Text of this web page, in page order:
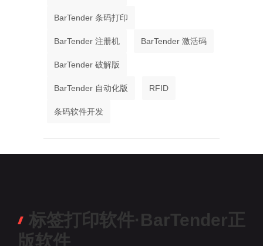
BarTender 条码打印
BarTender 注册机 BarTender 激活码
BarTender 破解版
BarTender 自动化版 RFID
条码软件开发
标签打印软件·BarTender正
版软件